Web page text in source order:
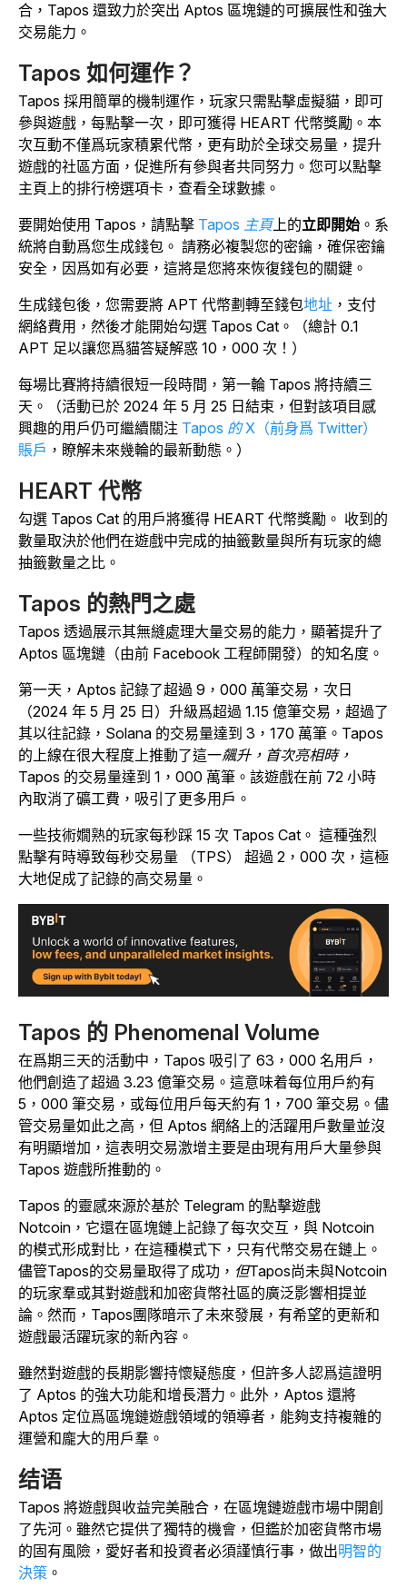
合， Tapos 還致力於突出 Aptos 區塊鏈的可擴展性和強大
交易能力。
Tapos 如何運作？
Tapos 採用簡單的機制運作，玩家只需點擊虛擬貓，即可
參與遊戲，每點擊一次，即可獲得 HEART 代幣獎勵。本
次互動不僅爲玩家積累代幣，更有助於全球交易量，提升
遊戲的社區方面，促進所有參與者共同努力。您可以點擊
主頁上的排行榜選項卡，查看全球數據。
要開始使用 Tapos ，請點擊 Tapos 主頁上的立即開始 。系
統將自動爲您生成錢包 。 請務必複製您的密鑰，確保密鑰
安全，因爲如有必要，這將是您將來恢復錢包的關鍵。
生成錢包後，您需要將 APT 代幣劃轉至錢包地址 ，支付
網絡費用，然後才能開始勾選 Tapos Cat。
（總計 0.1
APT 足以讓您爲貓答疑解惑 10，000 次！）
每場比賽將持續很短一段時間，第一輪 Tapos 將持續三
天。（活動已於 2024 年 5 月 25 日結束，但對該項目感
興趣的用戶仍可繼續關注 Tapos 的 X（前身爲 Twitter）
賬戶 ，瞭解未來幾輪的最新動態。）
HEART 代幣
勾選 Tapos Cat 的用戶將獲得 HEART 代幣獎勵。 收到的
數量取決於他們在遊戲中完成的抽籤數量與所有玩家的總
抽籤數量之比。
Tapos 的熱門之處
Tapos 透過展示其無縫處理大量交易的能力，顯著提升了
Aptos 區塊鏈（由前 Facebook 工程師開發）的知名度。
第一天，Aptos 記錄了超過 9，000 萬筆交易，次日
（2024 年 5 月 25 日）升級爲超過 1.15 億筆交易，超過了
其以往記錄，Solana 的交易量達到 3，170 萬筆。Tapos
的上線在很大程度上推動了這一飆升，首次亮相時，
Tapos 的交易量達到 1，000 萬筆。該遊戲在前 72 小時
內取消了礦工費，吸引了更多用戶。
一些技術嫺熟的玩家每秒踩 15 次 Tapos Cat。 這種強烈
點擊有時導致每秒交易量 （TPS） 超過 2，000 次，這極
大地促成了記錄的高交易量。
Tapos 的 Phenomenal Volume
在爲期三天的活動中， Tapos 吸引了 63，000 名用戶，
他們創造了超過 3.23 億筆交易。這意味着每位用戶約有
5，000 筆交易，或每位用戶每天約有 1，700 筆交易。儘
管交易量如此之高，但 Aptos 網絡上的活躍用戶數量並沒
有明顯增加，這表明交易激增主要是由現有用戶大量參與
Tapos 遊戲所推動的。
Tapos 的靈感來源於基於 Telegram 的點擊遊戲
Notcoin ， 它還在區塊鏈上記錄了每次交互，與 Notcoin
的模式形成對比，在這種模式下，只有代幣交易在鏈上。
儘管Tapos的交易量取得了成功， 但Tapos尚未與Notcoin
的玩家羣或其對遊戲和加密貨幣社區的廣泛影響相提並
論。然而， Tapos團隊暗示了未來發展，有希望的更新和
遊戲最活躍玩家的新內容。
雖然對遊戲的長期影響持懷疑態度，但許多人認爲這證明
了 Aptos 的強大功能和增長潛力。此外，Aptos 還將
Aptos 定位爲區塊鏈遊戲領域的領導者，能夠支持複雜的
運營和龐大的用戶羣。
结语
Tapos 將遊戲與收益完美融合，在區塊鏈遊戲市場中開創
了先河。雖然它提供了獨特的機會，但鑑於加密貨幣市場
的固有風險，愛好者和投資者必須謹慎行事，做出明智的
決策 。